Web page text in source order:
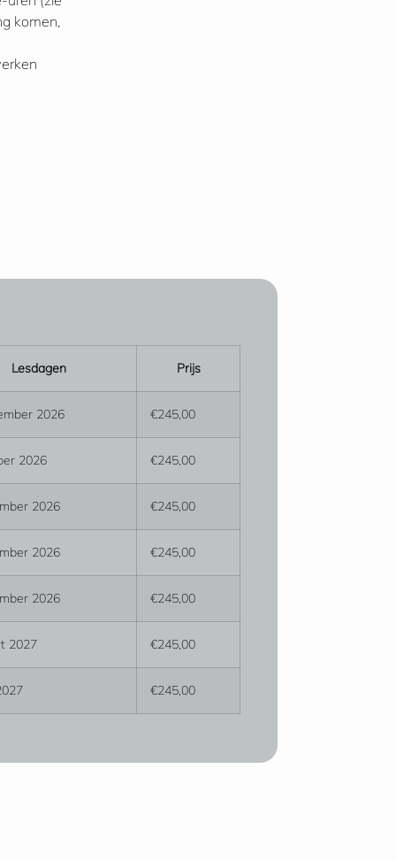
komen,
Lesdagen Prijs
2026 €245,00
2026 €245,00
2026 €245,00
2026 €245,00
2026 €245,00
2027 €245,00
€245,00